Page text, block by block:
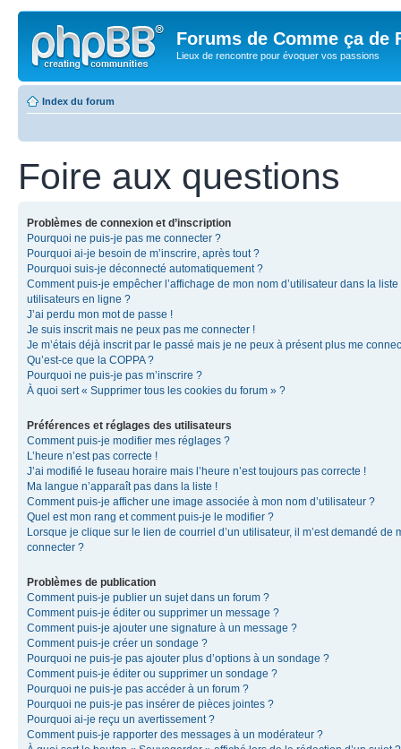
Forums de Comme ça de
Lieux de rencontre pour évoquer vos passions
Index du forum
Foire aux questions
Problèmes de connexion et d’inscription
Pourquoi ne puis-je pas me connecter ?
Pourquoi ai-je besoin de m’inscrire, après tout ?
Pourquoi suis-je déconnecté automatiquement ?
Comment puis-je empêcher l’affichage de mon nom d’utilisateur dans la liste
utilisateurs en ligne ?
J’ai perdu mon mot de passe !
Je suis inscrit mais ne peux pas me connecter !
Je m’étais déjà inscrit par le passé mais je ne peux à présent plus me
Qu’est-ce que la COPPA ?
Pourquoi ne puis-je pas m’inscrire ?
À quoi sert « Supprimer tous les cookies du forum » ?
Préférences et réglages des utilisateurs
Comment puis-je modifier mes réglages ?
L’heure n’est pas correcte !
J’ai modifié le fuseau horaire mais l’heure n’est toujours pas correcte !
Ma langue n’apparaît pas dans la liste !
Comment puis-je afficher une image associée à mon nom d’utilisateur ?
Quel est mon rang et comment puis-je le modifier ?
Lorsque je clique sur le lien de courriel d’un utilisateur, il m’est demandé de
connecter ?
Problèmes de publication
Comment puis-je publier un sujet dans un forum ?
Comment puis-je éditer ou supprimer un message ?
Comment puis-je ajouter une signature à un message ?
Comment puis-je créer un sondage ?
Pourquoi ne puis-je pas ajouter plus d’options à un sondage ?
Comment puis-je éditer ou supprimer un sondage ?
Pourquoi ne puis-je pas accéder à un forum ?
Pourquoi ne puis-je pas insérer de pièces jointes ?
Pourquoi ai-je reçu un avertissement ?
Comment puis-je rapporter des messages à un modérateur ?